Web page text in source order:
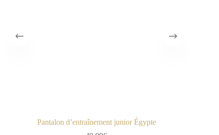
Pantalon d’entraînement junior Égypte